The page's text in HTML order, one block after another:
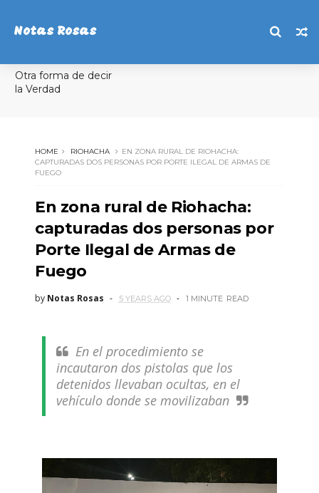
Notas Rosas
Otra forma de decir
la Verdad
HOME RIOHACHA
EN ZONA RURAL DE RIOHACHA:
CAPTURADAS DOS PERSONAS POR PORTE ILEGAL DE ARMAS DE
FUEGO
En zona rural de Riohacha:
capturadas dos personas por
Porte Ilegal de Armas de
Fuego
by Notas Rosas 5 YEARS AGO 1 MINUTE READ
En el procedimiento se
incautaron dos pistolas que los
detenidos llevaban ocultas, en el
vehículo donde se movilizaban